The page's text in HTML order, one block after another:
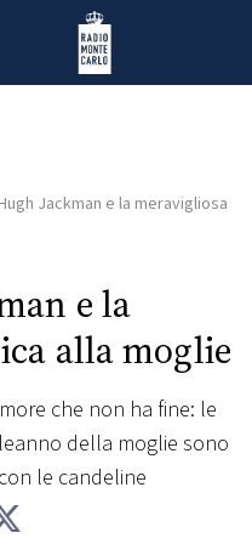
Radio Monte Carlo
Hugh Jackman e la meravigliosa
e la
alla moglie
che non ha fine: le
della moglie sono
le candeline